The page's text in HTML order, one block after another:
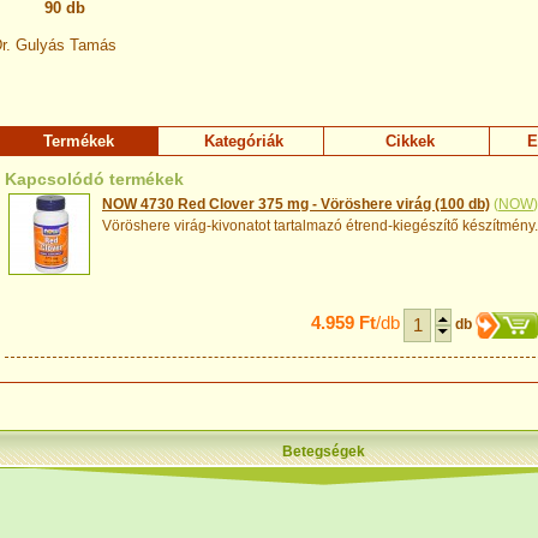
90 db
Gulyás Tamás
Termékek Kategóriák Cikkek
Kapcsolódó termékek
NOW 4730 Red Clover 375 mg - Vöröshere virág (100 db) (NOW)
Vöröshere virág-kivonatot tartalmazó étrend-kiegészítő készítmény.
4.959 Ft/db db
Betegségek